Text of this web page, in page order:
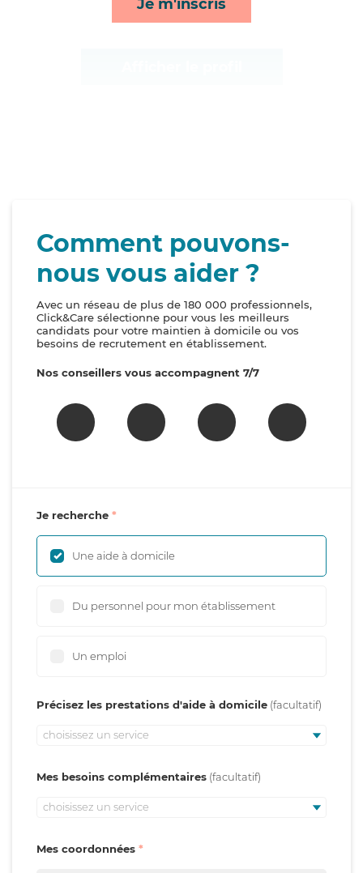
Je m'inscris
lessive/repassage*
Comment pouvons-
nous vous aider ?
Avec un réseau de plus de 180 000 professionnels,
Click&Care sélectionne pour vous les meilleurs
candidats pour votre maintien à domicile ou vos
besoins de recrutement en établissement.
Nos conseillers vous accompagnent 7/7
Je recherche
Une aide à domicile
Du personnel pour mon établissement
Un emploi
Précisez les prestations d'aide à domicile
choisissez un service
Mes besoins complémentaires
choisissez un service
Mes coordonnées